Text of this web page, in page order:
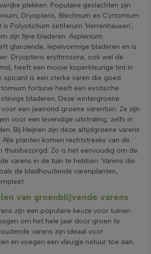
plekken. Populaire geslachten zijn
Dryopteris, Blechnum en Cyrtomium.
is Polystichum setiferum 'Herrenhausen',
zijn fijne bladeren. Asplenium
glanzende, lepelvormige bladeren en is
Dryopteris erythrosora, ook wel de
heeft een mooie koperkleurige tint in
spicant is een sterke varen die goed
fortunei heeft een exotische
bladeren. Deze wintergroene
een jaarrond groene varentuin. Ze zijn
voor een levendige uitstraling, zelfs in
Bij Heijnen zijn deze altijdgroene varens
Alle planten komen rechtstreeks van de
thuisbezorgd. Zo is het eenvoudig om de
varens in de tuin te hebben. Varens die
de bladhoudende varenplanten,
van groenblijvende varens
zijn een populaire keuze voor tuinen
om het hele jaar door groen te
varens zijn ideaal voor
en voegen een vleugje natuur toe aan